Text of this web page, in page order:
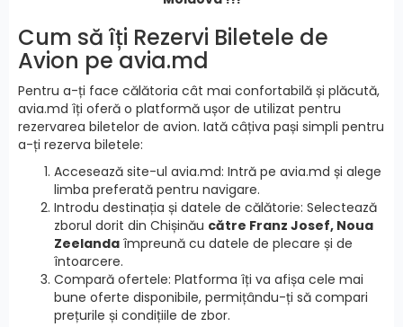
Cum să îți Rezervi Biletele de
Avion pe avia.md
Pentru a-ți face călătoria cât mai confortabilă și plăcută,
avia.md îți oferă o platformă ușor de utilizat pentru
rezervarea biletelor de avion. Iată câțiva pași simpli pentru
a-ți rezerva biletele:
Accesează site-ul avia.md: Intră pe avia.md și alege
limba preferată pentru navigare.
Introdu destinația și datele de călătorie: Selectează
zborul dorit din Chișinău către Franz Josef, Noua
Zeelanda împreună cu datele de plecare și de
întoarcere.
Compară ofertele: Platforma îți va afișa cele mai
bune oferte disponibile, permițându-ți să compari
prețurile și condițiile de zbor.